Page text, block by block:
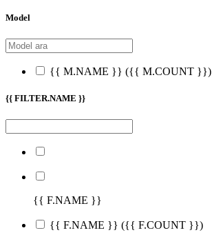
Model
{{ M.NAME }} ({{ M.COUNT }})
{{ FILTER.NAME }}
{{ F.NAME }}
{{ F.NAME }} ({{ F.COUNT }})